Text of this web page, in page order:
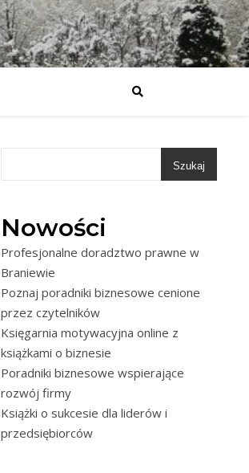
Szukaj
Nowości
Profesjonalne doradztwo prawne w
Braniewie
Poznaj poradniki biznesowe cenione
przez czytelników
Księgarnia motywacyjna online z
książkami o biznesie
Poradniki biznesowe wspierające
rozwój firmy
Książki o sukcesie dla liderów i
przedsiębiorców